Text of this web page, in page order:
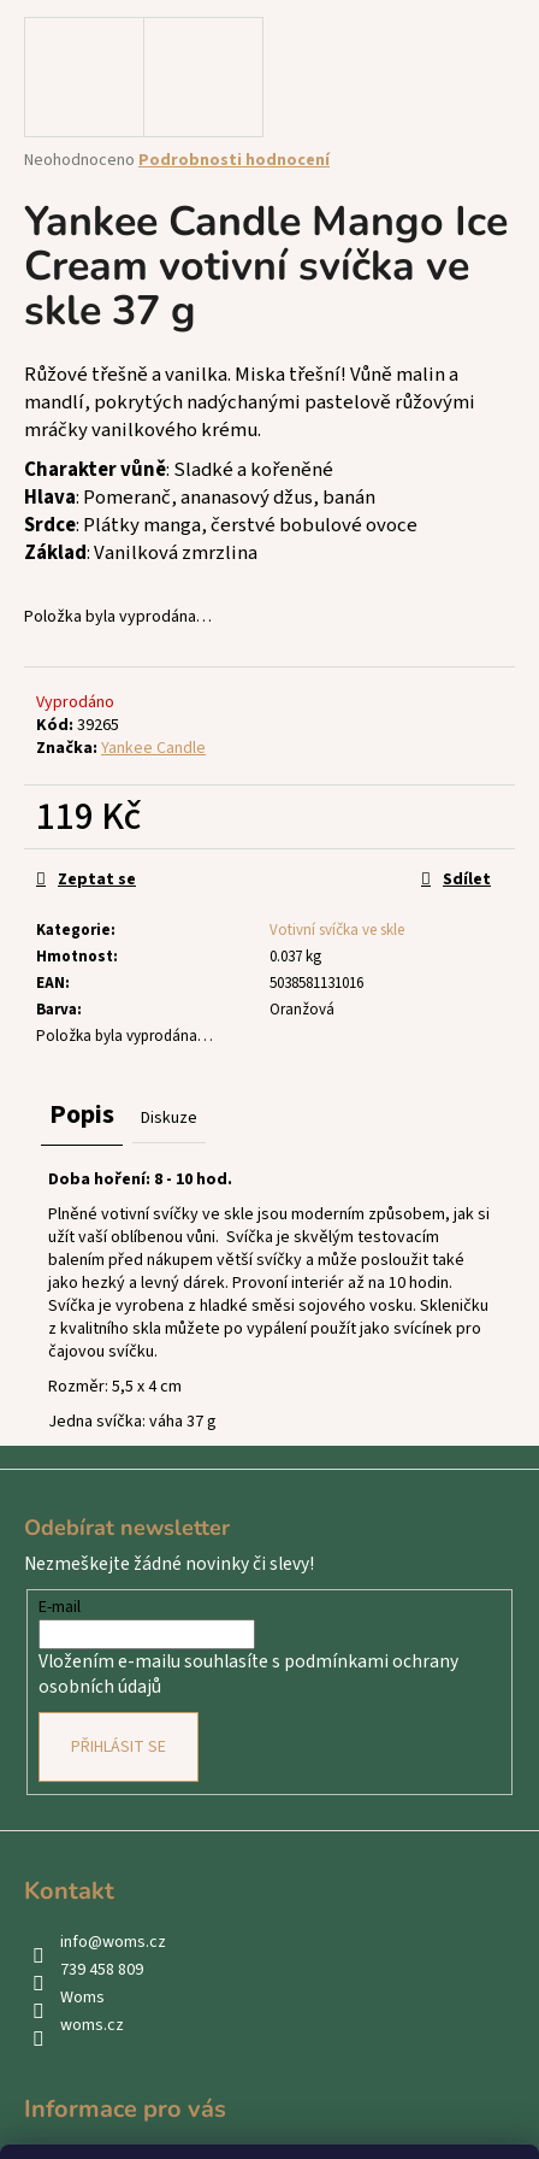
Průměrné
produktu
je
0,0
z
hvězdiček.
Neohodnoceno Podrobnosti hodnocení
Yankee Candle Mango Ice
Cream votivní svíčka ve
skle 37 g
Růžové třešně a vanilka. Miska třešní! Vůně malin a
mandlí, pokrytých nadýchanými pastelově růžovými
mráčky vanilkového krému.
Charakter vůně: Sladké a kořeněné
Hlava: Pomeranč, ananasový džus, banán
Srdce: Plátky manga, čerstvé bobulové ovoce
Základ: Vanilková zmrzlina
Položka byla vyprodána…
Vyprodáno
Kód: 39265
Značka: Yankee Candle
119 Kč
Měrná
cena:
Kategorie:
Votivní svíčka ve skle
Hmotnost:
0.037 kg
EAN:
5038581131016
Barva:
Oranžová
Položka byla vyprodána…
Zeptat se Sdílet
Popis Diskuze
Doba hoření: 8 - 10 hod.
Plněné votivní svíčky ve skle jsou moderním způsobem, jak si
užít vaší oblíbenou vůni. Svíčka je skvělým testovacím
balením před nákupem větší svíčky a může posloužit také
jako hezký a levný dárek. Provoní interiér až na 10 hodin.
Svíčka je vyrobena z hladké směsi sojového vosku. Skleničku
z kvalitního skla můžete po vypálení použít jako svícínek pro
čajovou svíčku.
Rozměr: 5,5 x 4 cm
Jedna svíčka: váha 37 g
a
?
HLEDAT
D
o
p
o
r
u
č
u
e
e
Odebírat newsletter
Nezmeškejte žádné novinky či slevy!
E-mail
Vložením e-mailu souhlasíte s podmínkami ochrany
osobních údajů
PŘIHLÁSIT SE
Kontakt
info@woms.cz
739 458 809
Woms
woms.cz
Informace pro vás